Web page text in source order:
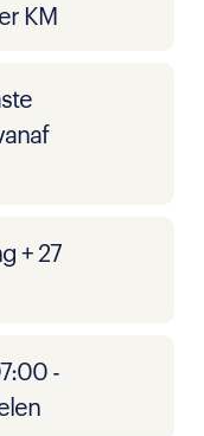
KM
+ 27
-